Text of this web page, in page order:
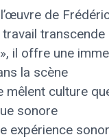
de
transcende
il offre une
la scène
mêlent culture
sonore
expérience